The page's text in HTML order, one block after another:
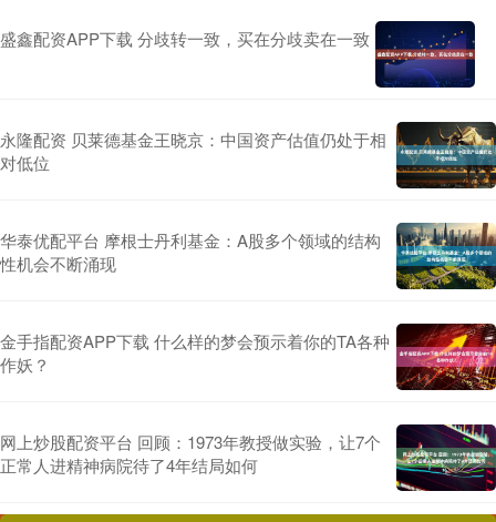
盛鑫配资APP下载 分歧转一致，买在分歧卖在一致
永隆配资 贝莱德基金王晓京：中国资产估值仍处于相
对低位
华泰优配平台 摩根士丹利基金：A股多个领域的结构
性机会不断涌现
金手指配资APP下载 什么样的梦会预示着你的TA各种
作妖？
网上炒股配资平台 回顾：1973年教授做实验，让7个
正常人进精神病院待了4年结局如何